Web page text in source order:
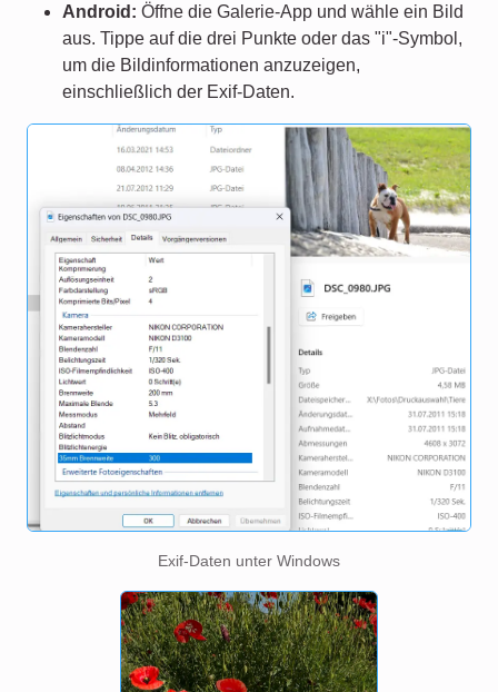
Android: Öffne die Galerie-App und wähle ein Bild
aus. Tippe auf die drei Punkte oder das "i"-Symbol,
um die Bildinformationen anzuzeigen,
einschließlich der Exif-Daten.
Exif-Daten unter Windows